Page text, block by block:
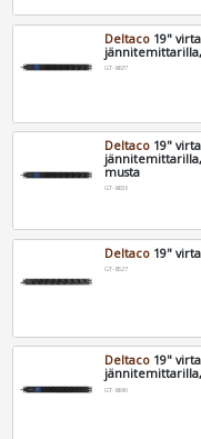
Deltaco 19"
jännitemittarilla,
GT-8637
Deltaco 19"
jännitemittarilla,
musta
GT-8638
Deltaco 19"
GT-8527
Deltaco 19"
jännitemittarilla,
GT-8640